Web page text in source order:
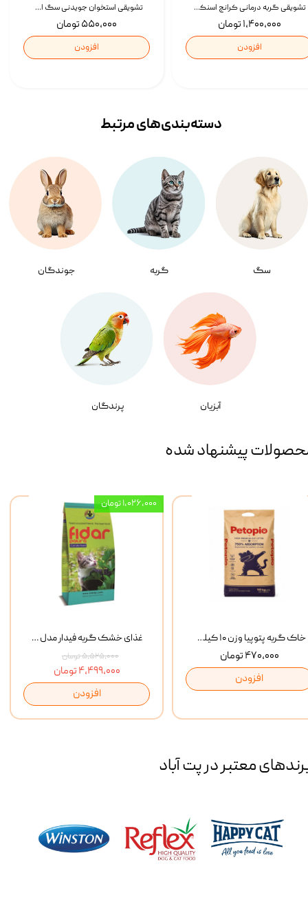
تشویقی استخوان جویدنی سگ اسنکی کرانچی با طعم مرغ Snacky Crunchy Munchy وزن 100 گرم
۵۵۰,۰۰۰ تومان
افزودن
تشویقی گربه درمانی کرانچ اسنکی با طعم میکس Snacky Crunch Cat Treats وزن 60 گرم بسته 4 عددی
۱,۴۰۰,۰۰۰ تومان
افزودن
سگ گربه جوندگان
آبزیان پرندگان
دسته‌بندی‌‌های مرتبط
پیشنهاد شده
غذای خشک گربه فیدار مدل Adult وزن 10 کیلوگرم
۵,۵۲۵,۰۰۰ تومان
۴,۴۹۹,۰۰۰ تومان
افزودن
۱,۰۲۶,۰۰۰ تومان
خاک گربه پتوپیا وزن ۱۰ کیلوگرم
۴۷۰,۰۰۰ تومان
افزودن
معتبر در پت آباد